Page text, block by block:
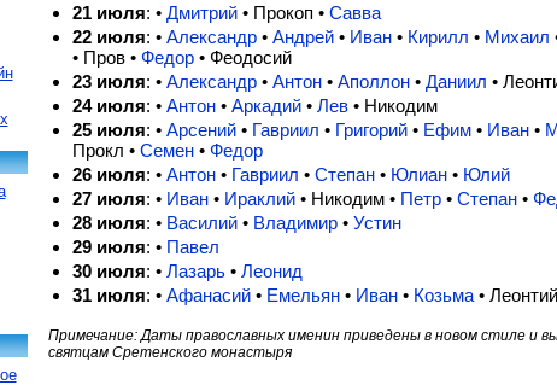
21 июля: • Дмитрий• Прокоп • Савва
22 июля: • Александр• Андрей• Иван• Кирилл • Михаил
• Пров • Федор• Феодосий
23 июля: • Александр• Антон• Аполлон• Даниил •
24 июля: • Антон• Аркадий• Лев• Никодим
25 июля: • Арсений• Гавриил • Григорий• Ефим• Иван•
Прокл • Семен• Федор
26 июля: • Антон• Гавриил • Степан• Юлиан• Юлий
27 июля: • Иван• Ираклий• Никодим • Петр• Степан•
28 июля: • Василий• Владимир• Устин
29 июля: • Павел
30 июля: • Лазарь• Леонид
31 июля: • Афанасий• Емельян• Иван• Козьма •
Примечание: Даты православных именин приведены в новом стиле и
святцам Сретенского монастыря